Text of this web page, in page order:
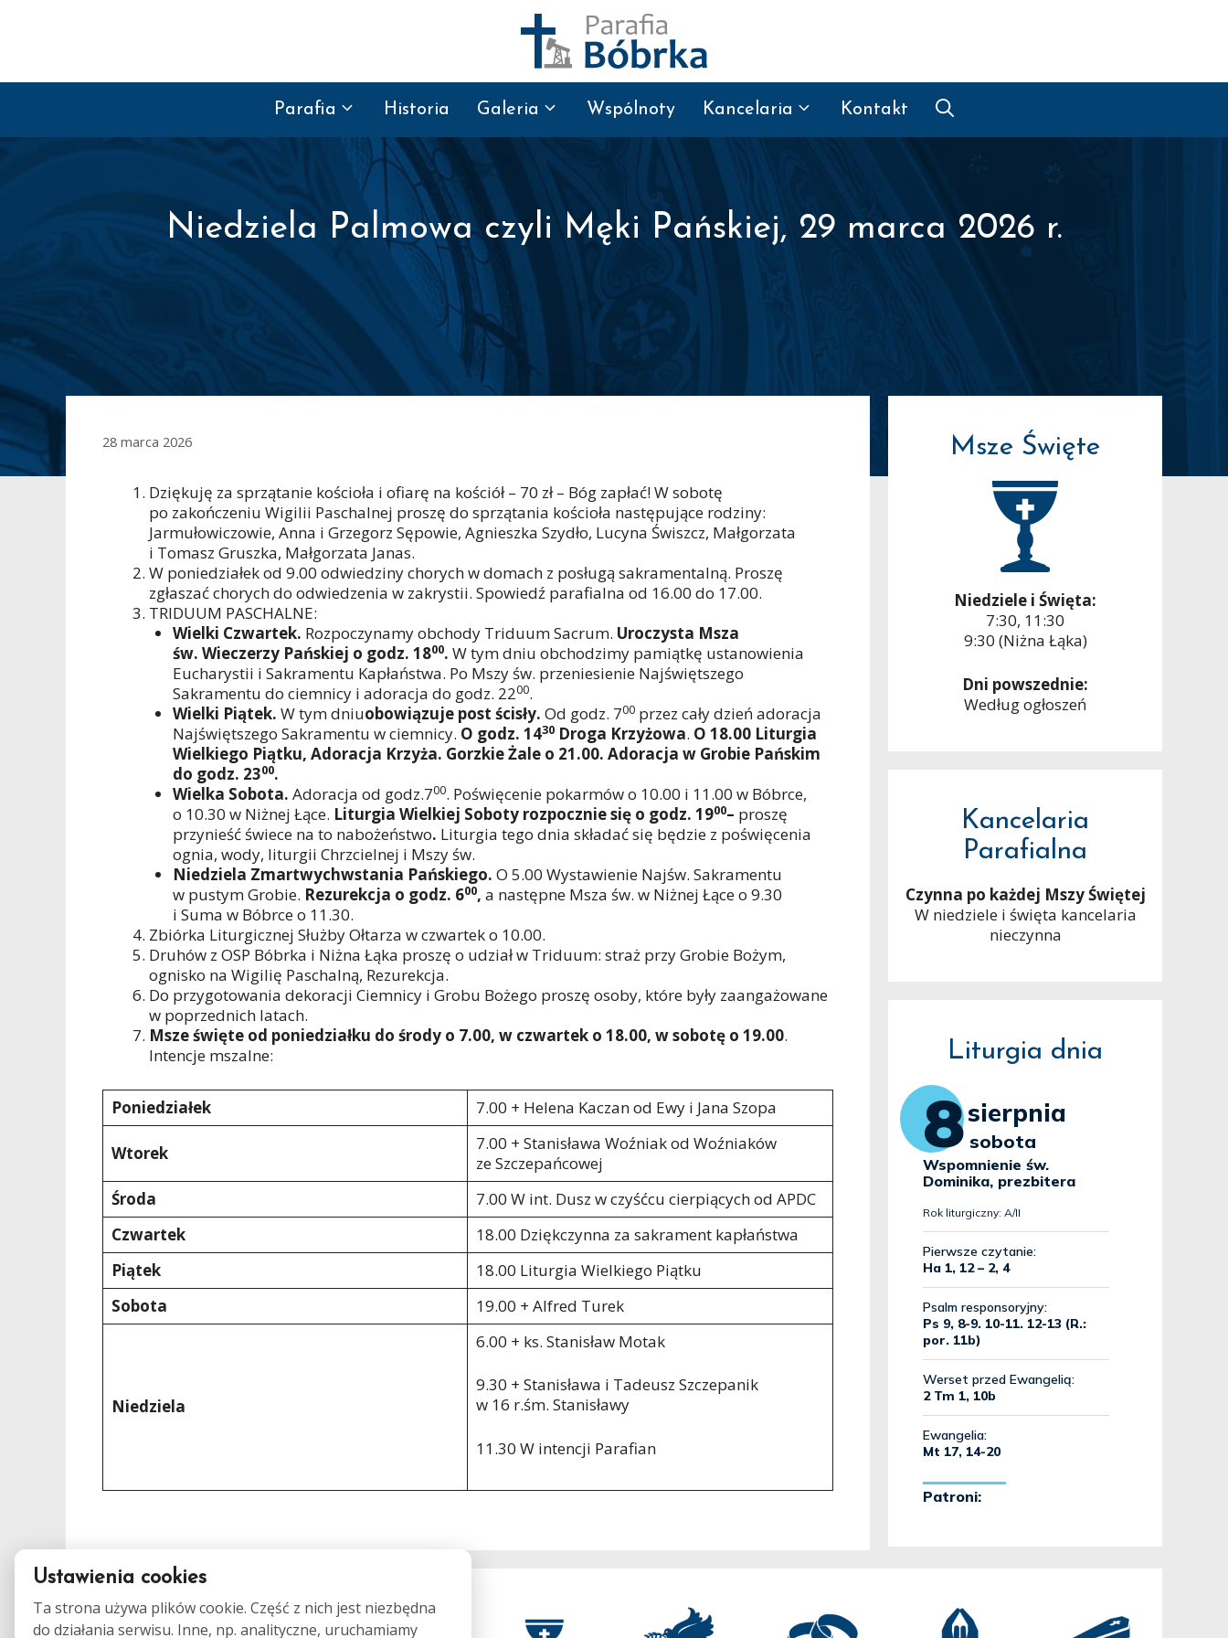
Parafia Historia Galeria Wspólnoty Kancelaria Kontakt
Niedziela Palmowa czyli Męki Pańskiej, 29 marca 2026 r.
28 marca 2026
Dziękuję za sprzątanie kościoła i ofiarę na kościół – 70 zł – Bóg zapłać! W sobotę
po zakończeniu Wigilii Paschalnej proszę do sprzątania kościoła następujące rodziny:
Jarmułowiczowie, Anna i Grzegorz Sępowie, Agnieszka Szydło, Lucyna Świszcz, Małgorzata
i Tomasz Gruszka, Małgorzata Janas.
W poniedziałek od 9.00 odwiedziny chorych w domach z posługą sakramentalną. Proszę
zgłaszać chorych do odwiedzenia w zakrystii. Spowiedź parafialna od 16.00 do 17.00.
TRIDUUM PASCHALNE:
Wielki Czwartek. Rozpoczynamy obchody Triduum Sacrum. Uroczysta Msza
św. Wieczerzy Pańskiej o godz. 1800. W tym dniu obchodzimy pamiątkę ustanowienia
Eucharystii i Sakramentu Kapłaństwa. Po Mszy św. przeniesienie Najświętszego
Sakramentu do ciemnicy i adoracja do godz. 2200.
Wielki Piątek. W tym dniuobowiązuje post ścisły. Od godz. 700przez cały dzień adoracja
Najświętszego Sakramentu w ciemnicy. O godz. 1430Droga Krzyżowa. O 18.00 Liturgia
Wielkiego Piątku, Adoracja Krzyża. Gorzkie Żale o 21.00. Adoracja w Grobie Pańskim
do godz. 2300.
Wielka Sobota. Adoracja od godz.700. Poświęcenie pokarmów o 10.00 i 11.00 w Bóbrce,
o 10.30 w Niżnej Łące. Liturgia Wielkiej Soboty rozpocznie się o godz. 1900– proszę
przynieść świece na to nabożeństwo. Liturgia tego dnia składać się będzie z poświęcenia
ognia, wody, liturgii Chrzcielnej i Mszy św.
Niedziela Zmartwychwstania Pańskiego. O 5.00 Wystawienie Najśw. Sakramentu
w pustym Grobie. Rezurekcja o godz. 600, a następne Msza św. w Niżnej Łące o 9.30
i Suma w Bóbrce o 11.30.
Zbiórka Liturgicznej Służby Ołtarza w czwartek o 10.00.
Druhów z OSP Bóbrka i Niżna Łąka proszę o udział w Triduum: straż przy Grobie Bożym,
ognisko na Wigilię Paschalną, Rezurekcja.
Do przygotowania dekoracji Ciemnicy i Grobu Bożego proszę osoby, które były zaangażowane
w poprzednich latach.
Msze święte od poniedziałku do środy o 7.00, w czwartek o 18.00, w sobotę o 19.00.
Intencje mszalne:
Poniedziałek 7.00 + Helena Kaczan od Ewy i Jana Szopa
Wtorek
7.00 + Stanisława Woźniak od Woźniaków
ze Szczepańcowej
Środa
7.00 W int. Dusz w czyśćcu cierpiących od APDC
Czwartek
18.00 Dziękczynna za sakrament kapłaństwa
Piątek
18.00 Liturgia Wielkiego Piątku
Sobota
19.00 + Alfred Turek
Niedziela
6.00 + ks. Stanisław Motak
9.30 + Stanisława i Tadeusz Szczepanik
w 16 r.śm. Stanisławy
11.30 W intencji Parafian
Msze Święte
Niedziele i Święta:
7:30, 11:30
9:30 (Niżna Łąka)
Dni powszednie:
Według ogłoszeń
Kancelaria
Parafialna
Czynna po każdej Mszy Świętej
W niedziele i święta kancelaria
nieczynna
Liturgia dnia
Ustawienia cookies
Ta strona używa plików cookie. Część z nich jest niezbędna
do działania serwisu. Inne, np. analityczne, uruchamiamy